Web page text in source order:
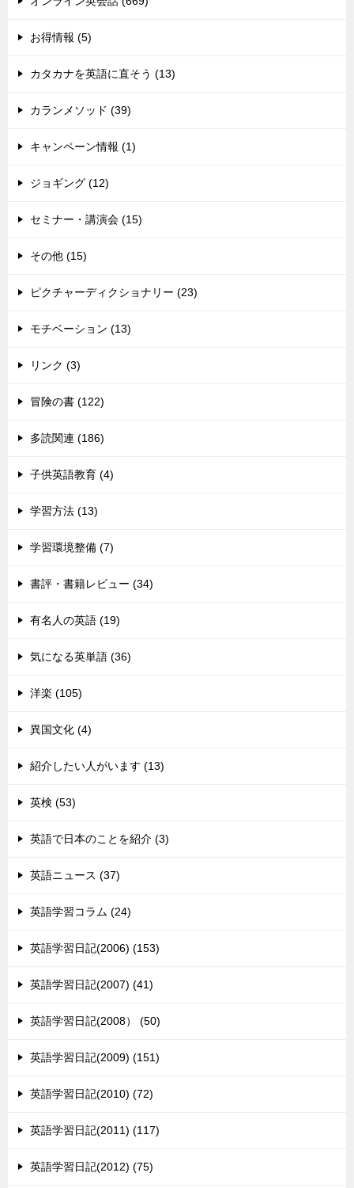
お得情報 (5)
カタカナを英語に直そう (13)
カランメソッド (39)
キャンペーン情報 (1)
ジョギング (12)
セミナー・講演会 (15)
その他 (15)
ピクチャーディクショナリー (23)
モチベーション (13)
リンク (3)
冒険の書 (122)
多読関連 (186)
子供英語教育 (4)
学習方法 (13)
学習環境整備 (7)
書評・書籍レビュー (34)
有名人の英語 (19)
気になる英単語 (36)
洋楽 (105)
異国文化 (4)
紹介したい人がいます (13)
英検 (53)
英語で日本のことを紹介 (3)
英語ニュース (37)
英語学習コラム (24)
英語学習日記(2006) (153)
英語学習日記(2007) (41)
英語学習日記(2008） (50)
英語学習日記(2009) (151)
英語学習日記(2010) (72)
英語学習日記(2011) (117)
英語学習日記(2012) (75)